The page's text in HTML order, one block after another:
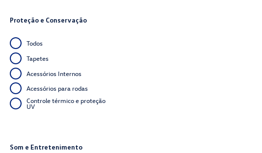
Proteção e Conservação
Todos
Tapetes
Acessórios Internos
Acessórios para rodas
Controle térmico e proteção
UV
Som e Entretenimento